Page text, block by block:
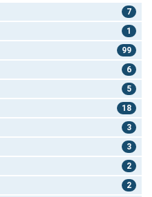
7
1
99
6
5
18
3
3
2
2